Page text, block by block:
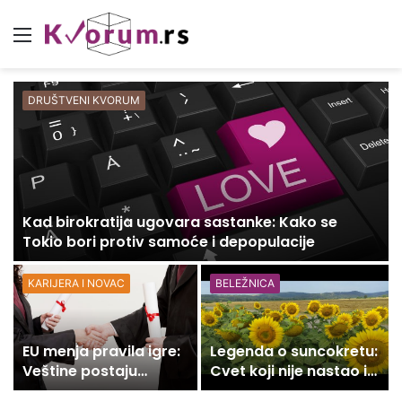
Meni
DRUŠTVENI KVORUM
Kad birokratija ugovara sastanke: Kako se
Tokio bori protiv samoće i depopulacije
KARIJERA I NOVAC
EU menja pravila igre:
Veštine postaju
važnije od diploma
BELEŽNICA
Legenda o suncokretu:
Cvet koji nije nastao iz
ljubavi, već iz